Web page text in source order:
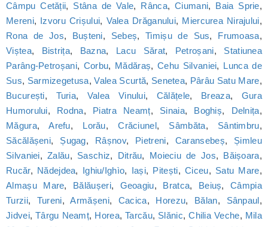
Câmpu Cetății, Stâna de Vale, Rânca,Ciumani, Baia Sprie,
Mereni, Izvoru Crișului, Valea Drăganului, Miercurea Nirajului,
Rona de Jos, Bușteni, Sebeș, Timișu de Sus, Frumoasa,
Viștea, Bistrița, Bazna, Lacu Sărat, Petroșani, Statiunea
Parâng-Petroșani, Corbu, Mădăraș, Cehu Silvaniei, Lunca de
Sus, Sarmizegetusa,Valea Scurtă, Senetea, Pârâu Satu Mare,
București, Turia, Valea Vinului, Călățele, Breaza, Gura
Humorului, Rodna, Piatra Neamț, Sinaia, Boghiș, Delnița,
Măgura,Arefu, Lorău,Crăciunel, Sâmbăta, Sântimbru,
Săcălășeni, Șugag, Râșnov, Pietreni, Caransebeș, Șimleu
Silvaniei,Zalău, Saschiz, Ditrău, Moieciu de Jos, Băișoara,
Rucăr, Nădejdea, Ighiu/Ighìo, Iași, Pitești,Ciceu, Satu Mare,
Almașu Mare, Bălăușeri, Geoagiu, Bratca, Beiuș,Câmpia
Turzii, Tureni,Armășeni, Cacica, Horezu, Bălan, Sânpaul,
Jidvei,Târgu Neamț, Horea,Tarcău, Slănic,Chilia Veche, Mila